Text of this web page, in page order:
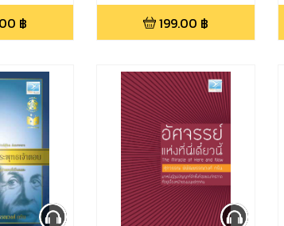
฿ 199.00 ฿